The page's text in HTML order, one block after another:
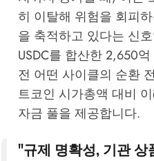
히 이탈해 위험을 회피
을 축적하고 있다는 신
USDC를 합산한 2,650
전 어떤 사이클의 순환
트코인 시가총액 대비
자금 풀을 제공합니다.
"규제 명확성, 기관 상